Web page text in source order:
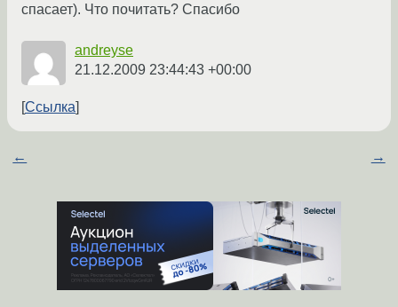
спасает). Что почитать? Спасибо
andreyse
21.12.2009 23:44:43 +00:00
Ссылка
← →